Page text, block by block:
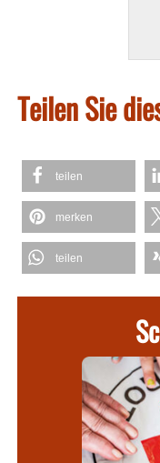
Teilen Sie
teilen
merken
teilen